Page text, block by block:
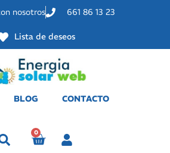
nosotros 661 86 13 23
Lista de deseos
BLOG CONTACTO
0